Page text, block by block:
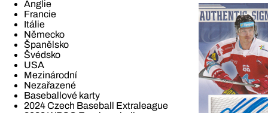
Anglie
Francie
Itálie
Německo
Španělsko
Švédsko
USA
Mezinárodní
Nezařazené
Baseballové karty
2024 Czech Baseball Extraleague